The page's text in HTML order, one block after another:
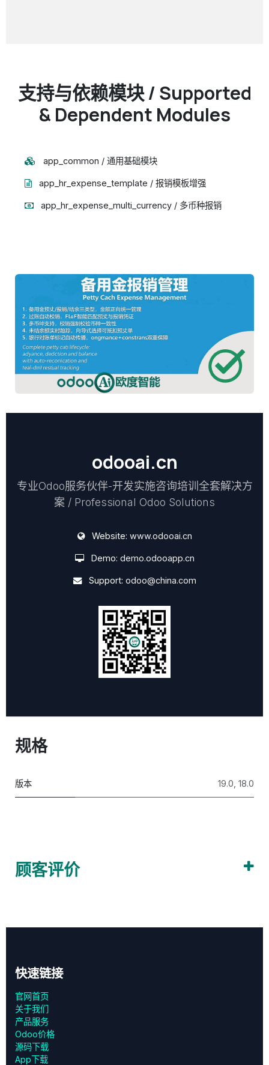
支持与依赖模块 / Supported
& Dependent Modules
app_common / 通用基础模块
app_hr_expense_template / 报销模板增强
app_hr_expense_multi_currency / 多币种报销
odooai.cn
专业Odoo服务伙伴-开发实施咨询培训全套解决方
案 / Professional Odoo Solutions
Website: www.odooai.cn
Demo: demo.odooapp.cn
Support: odoo@china.com
规格
版本 19.0 18.0
顾客评价
快速链接
官网首页
关于我们
产品服务
Odoo价格
源码下载
App下载